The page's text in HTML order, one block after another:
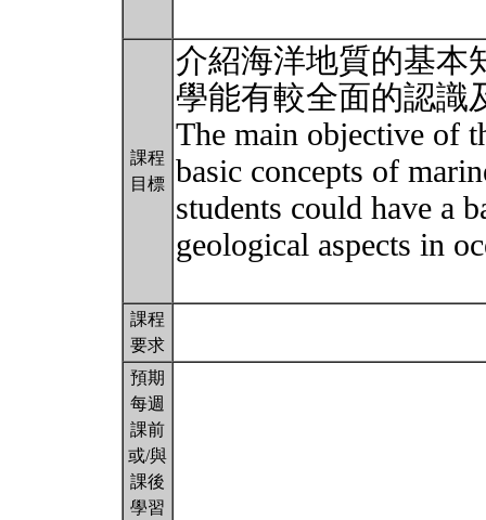
課程
目標
介紹海洋地質的基本
學能有較全面的認識
The main objective of
basic concepts of
students could have a
geological aspects in
課程
要求
預期
每週
課前
或/與
課後
學習